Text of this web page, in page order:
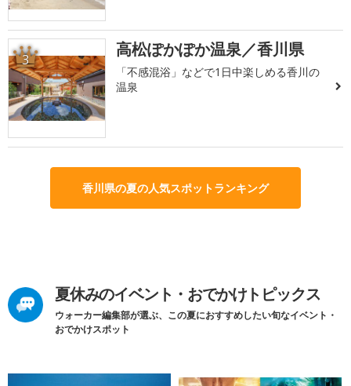
3 高松ぽかぽか温泉／香川県
「不感混浴」などで1日中楽しめる香川の
温泉
香川県の夏の人気スポットランキング
夏休みのイベント・おでかけトピックス
ウォーカー編集部が選ぶ、この夏におすすめしたい旬なイベント・
おでかけスポット